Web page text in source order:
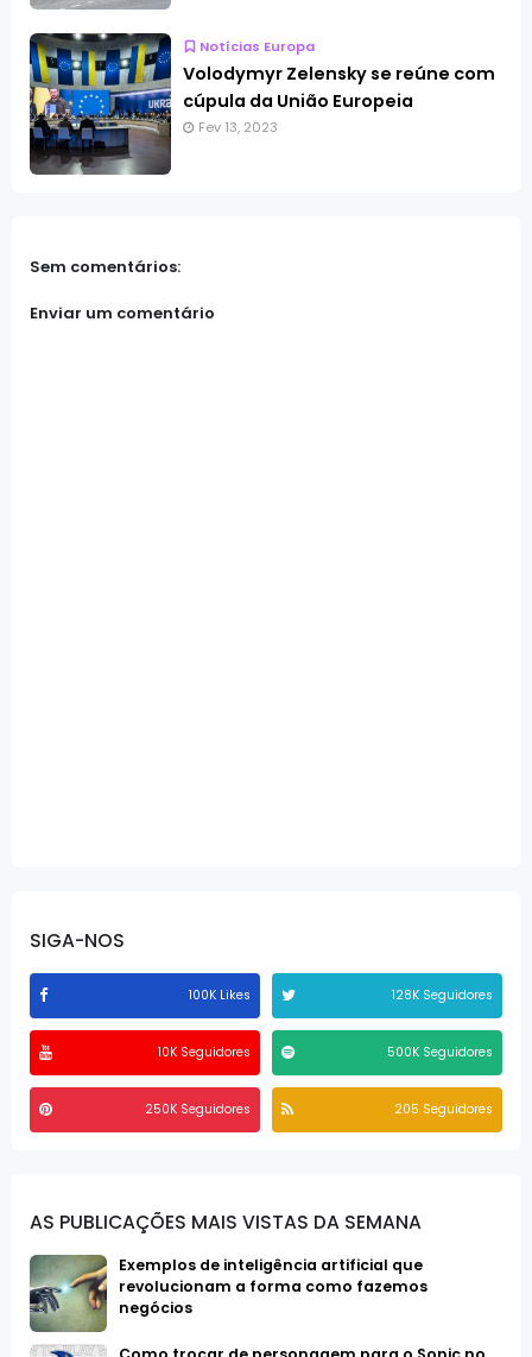
Notícias Europa
Volodymyr Zelensky se reúne com
cúpula da União Europeia
Fev 13, 2023
Sem comentários:
Enviar um comentário
SIGA-NOS
100K Likes 128K Seguidores
10K Seguidores 500K Seguidores
250K Seguidores 205 Seguidores
AS PUBLICAÇÕES MAIS VISTAS DA SEMANA
Exemplos de inteligência artificial que
revolucionam a forma como fazemos
negócios